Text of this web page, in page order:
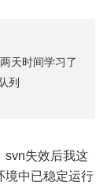
天时间学习了
列
svn失效后我这
境中已稳定运行